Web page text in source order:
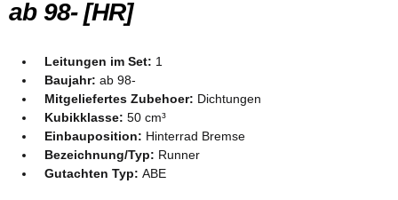
ab 98- [HR]
Leitungen im Set: 1
Baujahr: ab 98-
Mitgeliefertes Zubehoer: Dichtungen
Kubikklasse: 50 cm³
Einbauposition: Hinterrad Bremse
Bezeichnung/Typ: Runner
Gutachten Typ: ABE